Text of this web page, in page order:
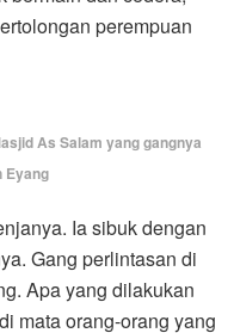
perempuan
As Salam yang gangnya
Eyang
Ia sibuk dengan
Gang perlintasan di
Apa yang dilakukan
mata orang-orang yang